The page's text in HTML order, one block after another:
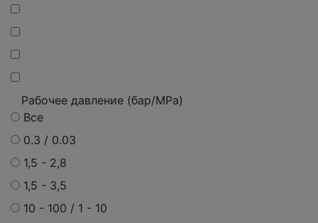
Рабочее давление (бар/MPa)
Все
0.3 / 0.03
1,5 - 2,8
1,5 - 3,5
10 - 100 / 1 - 10